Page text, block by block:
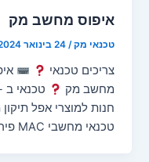
איפוס מחשב מק
טכנאי מק/24 בינואר 2024
צריכים טכנאי
מחשב מק
טכנאי ב -
טכנאי מחשבי MAC פירמוט מחשב מק